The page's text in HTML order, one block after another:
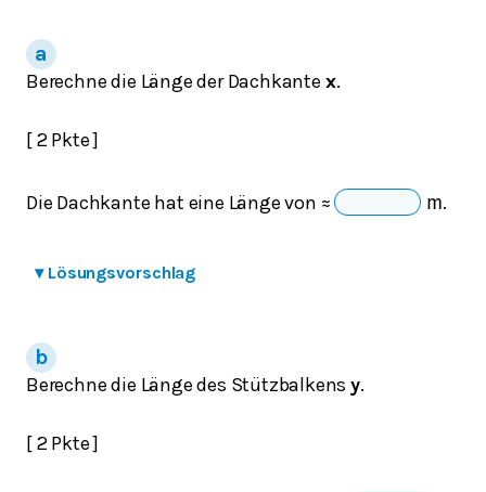
Berechne die Länge der Dachkante x.
[ 2 Pkte ]
Die Dachkante hat eine Länge von ≈ m.
▾ Lösungsvorschlag
Berechne die Länge des Stützbalkensy.
[ 2 Pkte ]